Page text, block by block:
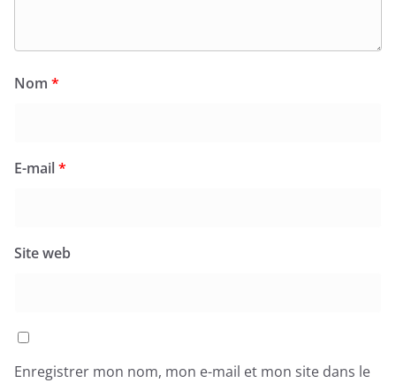
Nom *
E-mail*
Site web
Enregistrer mon nom, mon e-mail et mon site dans le